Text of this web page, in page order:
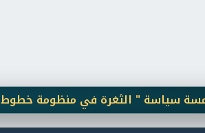
" الثغرة في منظومة خطوط المحمول